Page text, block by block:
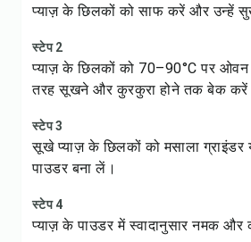
प्याज़ के छिलकों को साफ करें और उन्हें
स्टेप 2
प्याज़ के छिलकों को 70–90°C पर ओवन
तरह सूखने और कुरकुरा होने तक बेक
स्टेप 3
सूखे प्याज़ के छिलकों को मसाला
पाउडर बना लें।
स्टेप 4
प्याज़ के पाउडर में स्वादानुसार नमक और